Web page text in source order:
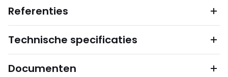
Referenties
Technische specificaties
Documenten